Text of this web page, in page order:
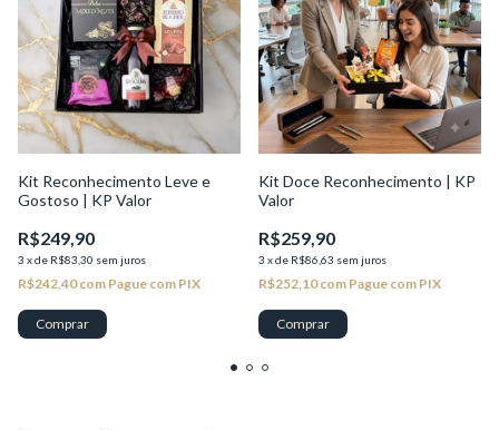
Kit Reconhecimento Leve e
Gostoso | KP Valor
R$249,90
3 xde R$83,30 sem juros
R$242,40com Pague com PIX
Kit Doce Reconhecimento | KP
Valor
R$259,90
3 xde R$86,63 sem juros
R$252,10com Pague com PIX